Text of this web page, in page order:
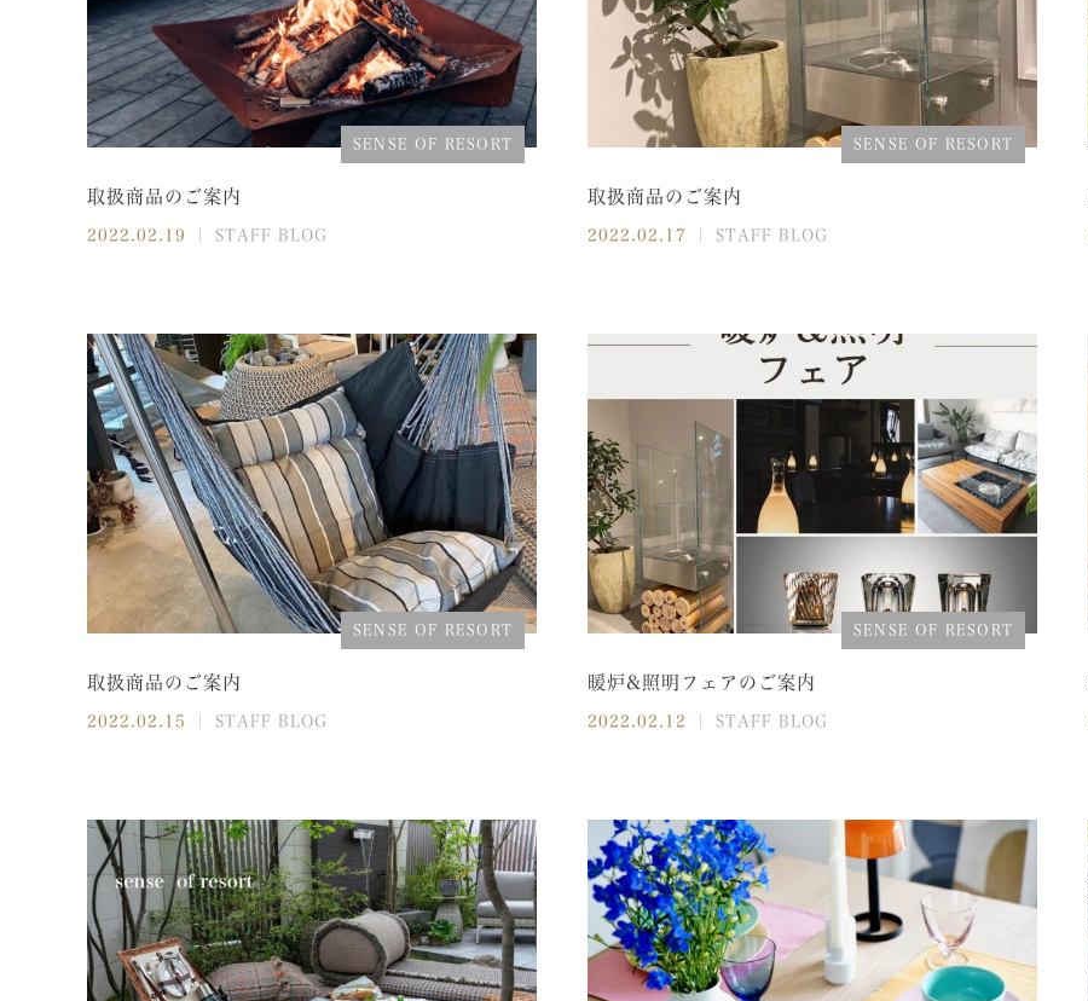
SENSE OF RESORT
取扱商品のご案内
2022.02.19 ｜ STAFF BLOG
SENSE OF RESORT
取扱商品のご案内
2022.02.17 ｜ STAFF BLOG
SENSE OF RESORT
取扱商品のご案内
2022.02.15 ｜ STAFF BLOG
SENSE OF RESORT
暖炉&照明フェアのご案内
2022.02.12 ｜ STAFF BLOG